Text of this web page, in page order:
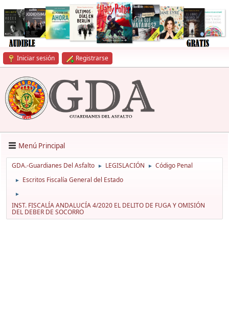
Iniciar sesión Registrarse
Menú Principal
GDA.-Guardianes Del Asfalto ► LEGISLACIÓN ► Código Penal
► Escritos Fiscalía General del Estado
►
INST. FISCALÍA ANDALUCÍA 4/2020 EL DELITO DE FUGA Y OMISIÓN
DEL DEBER DE SOCORRO